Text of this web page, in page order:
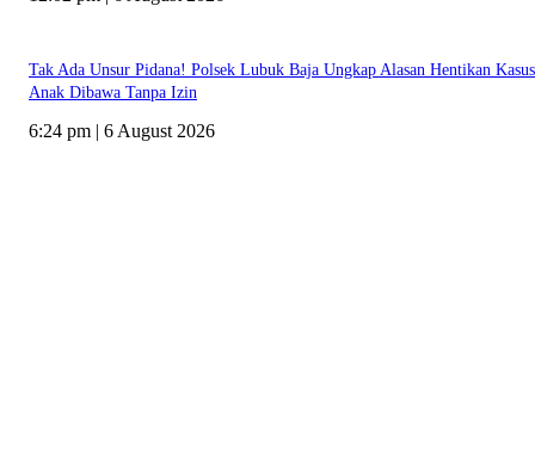
Tak Ada Unsur Pidana! Polsek Lubuk Baja Ungkap Alasan Hentikan Kasus
Anak Dibawa Tanpa Izin
6:24 pm | 6 August 2026